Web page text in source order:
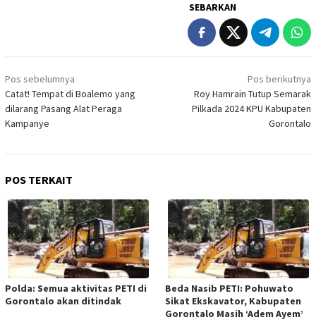
SEBARKAN
Navigasi
pos
Pos sebelumnya
Catat! Tempat di Boalemo yang
dilarang Pasang Alat Peraga
Kampanye
Pos berikutnya
Roy Hamrain Tutup Semarak
Pilkada 2024 KPU Kabupaten
Gorontalo
POS TERKAIT
Polda: Semua aktivitas PETI di
Gorontalo akan ditindak
Beda Nasib PETI: Pohuwato
Sikat Ekskavator, Kabupaten
Gorontalo Masih ‘Adem Ayem’